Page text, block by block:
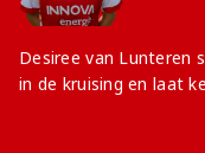
Desiree van Lunteren
in de kruising en laat